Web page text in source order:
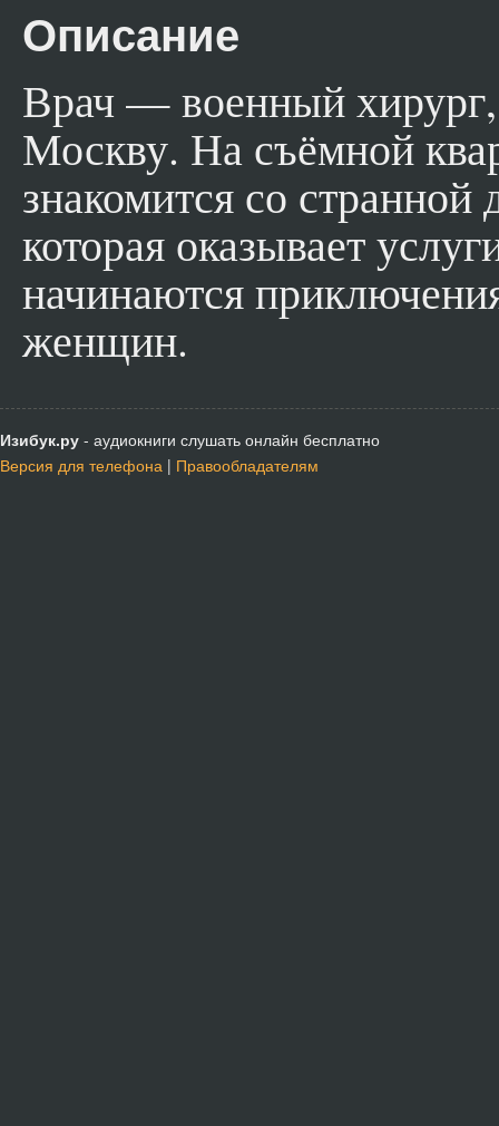
Описание
Врач — военный
Москву. На съёмной
знакомится со странной
которая оказывает
начинаются
женщин.
Изибук.ру - аудиокниги слушать онлайн бесплатно
Версия для телефона | Правообладателям